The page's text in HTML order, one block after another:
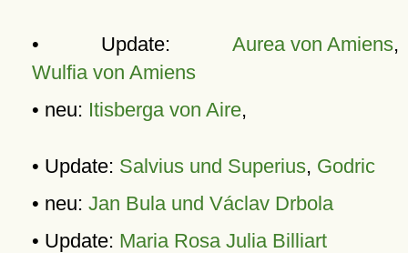
• Update: Aurea von Amiens,
Wulfia von Amiens
• neu: Itisberga von Aire,
• Update: Salvius und Superius, Godric
• neu: Jan Bula und Václav Drbola
• Update: Maria Rosa Julia Billiart